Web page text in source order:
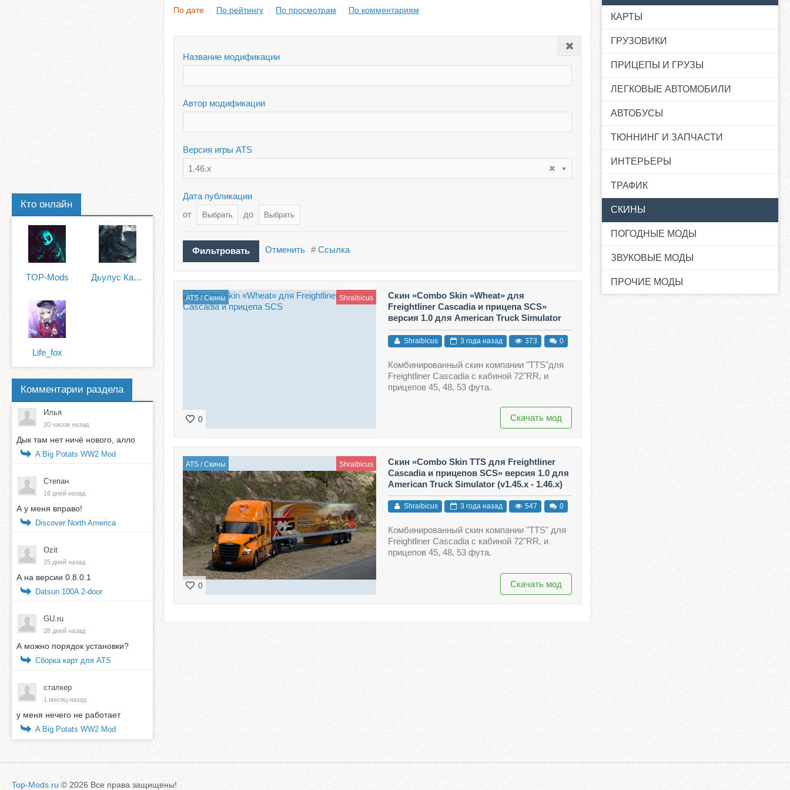
По дате По рейтингу По просмотрам По комментариям
Название модификации
Автор модификации
Версия игры ATS
1.46.x
Дата публикации
от
до
Отменить #Ссылка
ATS/Скины Shraibicus
0
Скин «Combo Skin «Wheat» для
Freightliner Cascadia и прицепа SCS»
версия 1.0 для American Truck Simulator
(v1.45.x - 1.46.x)
Shraibicus 3 года назад 373 0
Комбинированный скин компании "TTS"для
Freightliner Cascadia c кабиной 72"RR, и
прицепов 45, 48, 53 фута.
Скачать мод
ATS /Скины Shraibicus
0
Скин «Combo Skin TTS для Freightliner
Cascadia и прицепов SCS» версия 1.0 для
American Truck Simulator (v1.45.x - 1.46.x)
Shraibicus 3 года назад 547 0
Комбинированный скин компании "TTS" для
Freightliner Cascadia c кабиной 72"RR, и
прицепов 45, 48, 53 фута.
Скачать мод
Кто онлайн
TOP-Mods Дьулус Катанов
Life_fox
Комментарии раздела
Илья
20 часов назад
Дык там нет ничё нового, алло
A Big Potats WW2 Mod
Степан
16 дней назад
А у меня вправо!
Discover North America
Ozit
25 дней назад
А на версии 0.8.0.1
Datsun 100A 2-door
GU.ru
28 дней назад
А можно порядок установки?
Сборка карт для ATS
сталкер
1 месяц назад
у меня нечего не работает
A Big Potats WW2 Mod
КАРТЫ
ГРУЗОВИКИ
ПРИЦЕПЫ И ГРУЗЫ
ЛЕГКОВЫЕ АВТОМОБИЛИ
АВТОБУСЫ
ТЮННИНГ И ЗАПЧАСТИ
ИНТЕРЬЕРЫ
ТРАФИК
СКИНЫ
ПОГОДНЫЕ МОДЫ
ЗВУКОВЫЕ МОДЫ
ПРОЧИЕ МОДЫ
Top-Mods.ru © 2026 Все права защищены!